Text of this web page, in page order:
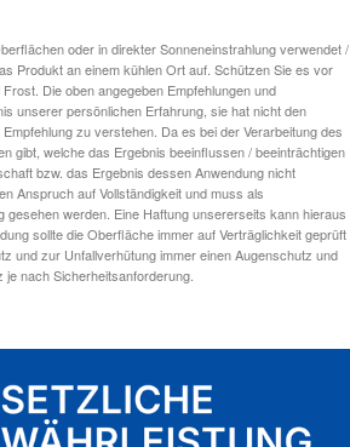
oder in direkter Sonneneinstrahlung verwendet /
Produkt an einem kühlen Ort auf. Schützen Sie es vor
Die oben angegeben Empfehlungen und
unserer persönlichen Erfahrung, sie hat nicht den
zu verstehen. Da es bei der Verarbeitung des
gibt, welche das Ergebnis beeinflussen / beeinträchtigen
bzw. das Ergebnis dessen Anwendung nicht
Anspruch auf Vollständigkeit und muss als
gesehen werden. Eine Haftung unsererseits kann hieraus
sollte die Oberfläche immer auf Verträglichkeit geprüft
und zur Unfallverhütung immer einen Augenschutz und
nach Sicherheitsanforderung.